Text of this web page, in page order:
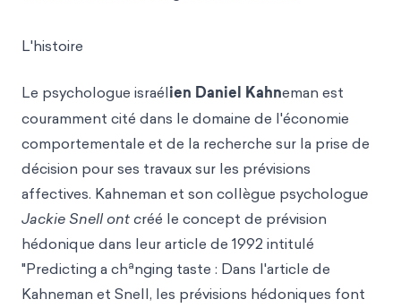
L'histoire
Le psychologue israélien Daniel Kahneman est
couramment cité dans le domaine de l'économie
comportementale et de la recherche sur la prise de
décision pour ses travaux sur les prévisions
affectives. Kahneman et son collègue psychologue
Jackie Snell ont créé le concept de prévision
hédonique dans leur article de 1992 intitulé
"Predicting a changing taste : Dans l'article de
Kahneman et Snell, les prévisions hédoniques font